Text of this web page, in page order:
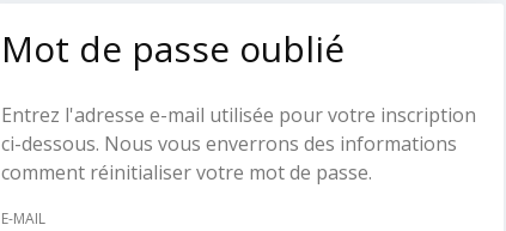
Mot de passe oublié
Entrez l'adresse e-mail utilisée pour votre inscription
ci-dessous. Nous vous enverrons des informations
comment réinitialiser votre mot de passe.
E-MAIL